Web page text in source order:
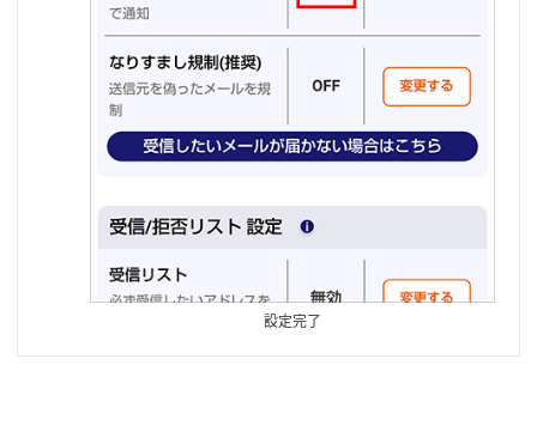
設定完了